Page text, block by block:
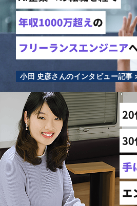
小田 史彦さんのインタビュー記事